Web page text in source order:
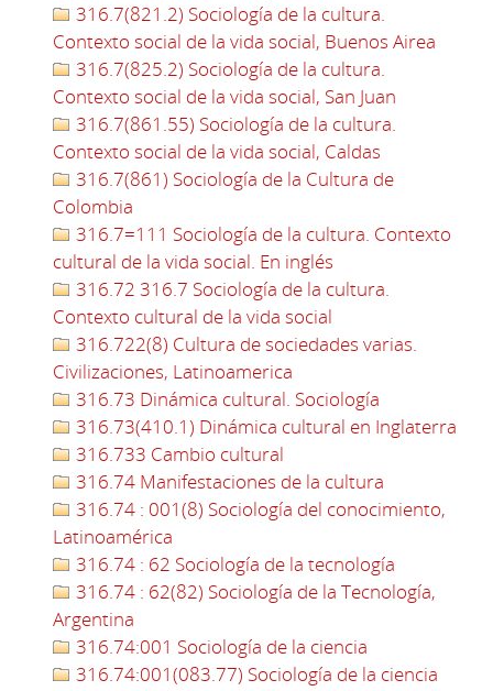
316.7(821.2) Sociología de la cultura.
Contexto social de la vida social, Buenos Airea
316.7(825.2) Sociología de la cultura.
Contexto social de la vida social, San Juan
316.7(861.55) Sociología de la cultura.
Contexto social de la vida social, Caldas
316.7(861) Sociología de la Cultura de
Colombia
316.7=111 Sociología de la cultura. Contexto
cultural de la vida social. En inglés
316.72 316.7 Sociología de la cultura.
Contexto cultural de la vida social
316.722(8) Cultura de sociedades varias.
Civilizaciones, Latinoamerica
316.73 Dinámica cultural. Sociología
316.73(410.1) Dinámica cultural en Inglaterra
316.733 Cambio cultural
316.74 Manifestaciones de la cultura
316.74 : 001(8) Sociología del conocimiento,
Latinoamérica
316.74 : 62 Sociología de la tecnología
316.74 : 62(82) Sociología de la Tecnología,
Argentina
316.74:001 Sociología de la ciencia
316.74:001(083.77) Sociología de la ciencia